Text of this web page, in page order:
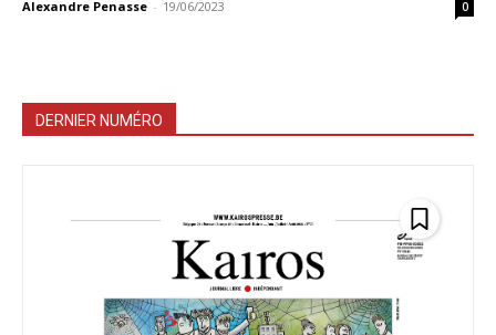
Alexandre Penasse - 19/06/2023 0
DERNIER NUMÉRO